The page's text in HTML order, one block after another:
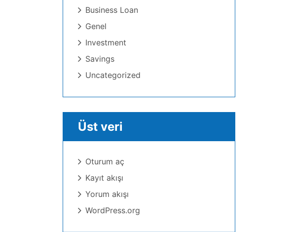
Business Loan
Genel
Investment
Savings
Uncategorized
Üst veri
Oturum aç
Kayıt akışı
Yorum akışı
WordPress.org